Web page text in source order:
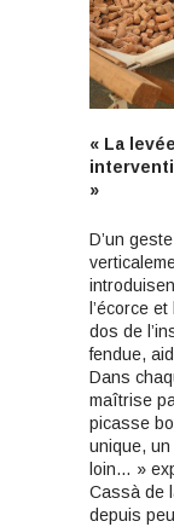
« La
»
D’un
l’écorce
dos de
fendue,
Dans
maîtrise
picasse
unique, un
loin… »
Cassà de
depuis